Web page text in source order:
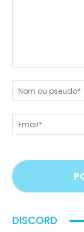
nous
tout
!
On
vous
;)
DISCORD